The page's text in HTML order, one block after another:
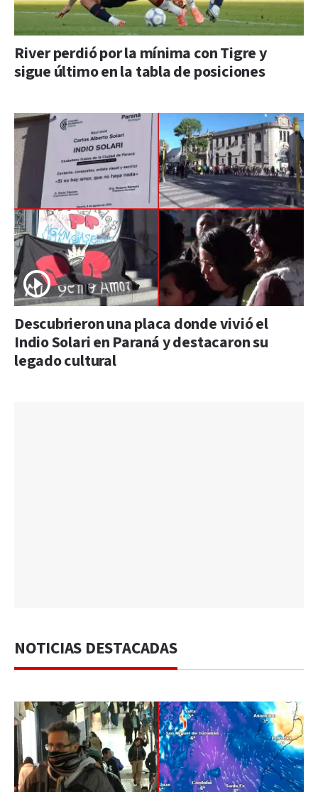
River perdió por la mínima con Tigre y
sigue último en la tabla de posiciones
Descubrieron una placa donde vivió el
Indio Solari en Paraná y destacaron su
legado cultural
NOTICIAS DESTACADAS